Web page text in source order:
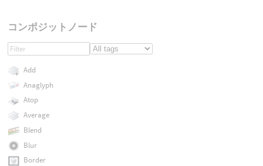
コンポジットノード
Add
Anaglyph
Atop
Average
Blend
Blur
Border